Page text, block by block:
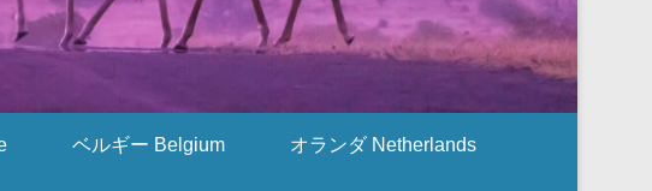
ベルギー Belgium オランダ Netherlands